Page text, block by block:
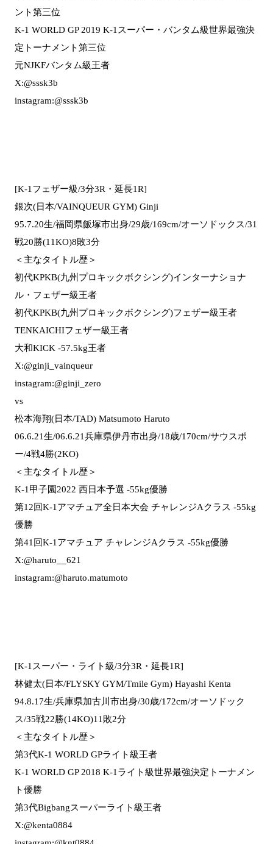
ント第三位
K-1 WORLD GP 2019 K-1スーパー・バンタム級世界最強決
定トーナメント第三位
元NJKFバンタム級王者
X:@sssk3b
instagram:@sssk3b
[K-1フェザー級/3分3R・延長1R]
銀次(日本/VAINQUEUR GYM) Ginji
95.7.20生/福岡県飯塚市出身/29歳/169cm/オーソドックス/31
戦20勝(11KO)8敗3分
＜主なタイトル歴＞
初代KPKB(九州プロキックボクシング)インターナショナ
ル・フェザー級王者
初代KPKB(九州プロキックボクシング)フェザー級王者
TENKAICHIフェザー級王者
大和KICK -57.5kg王者
X:@ginji_vainqueur
instagram:@ginji_zero
vs
松本海翔(日本/TAD) Matsumoto Haruto
06.6.21生/06.6.21兵庫県伊丹市出身/18歳/170cm/サウスポ
ー/4戦4勝(2KO)
＜主なタイトル歴＞
K-1甲子園2022 西日本予選 -55kg優勝
第12回K-1アマチュア全日本大会 チャレンジAクラス -55kg
優勝
第41回K-1アマチュア チャレンジAクラス -55kg優勝
X:@haruto__621
instagram:@haruto.matumoto
[K-1スーパー・ライト級/3分3R・延長1R]
林健太(日本/FLYSKY GYM/Tmile Gym) Hayashi Kenta
94.8.17生/兵庫県加古川市出身/30歳/172cm/オーソドック
ス/35戦22勝(14KO)11敗2分
＜主なタイトル歴＞
第3代K-1 WORLD GPライト級王者
K-1 WORLD GP 2018 K-1ライト級世界最強決定トーナメン
ト優勝
第3代Bigbangスーパーライト級王者
X:@kenta0884